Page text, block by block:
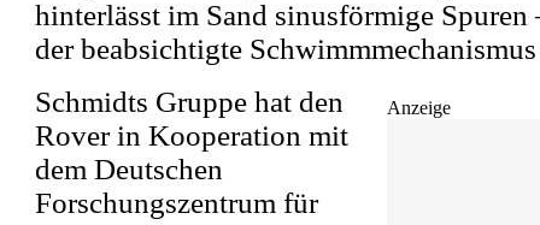
hinterlässt im Sand sinusförmige Spuren
der beabsichtigte
Anzeige
Schmidts Gruppe hat den
Rover in Kooperation mit
dem Deutschen
Forschungszentrum für